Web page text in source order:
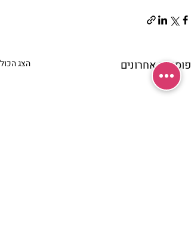
פוסטים אחרונים הצג הכול